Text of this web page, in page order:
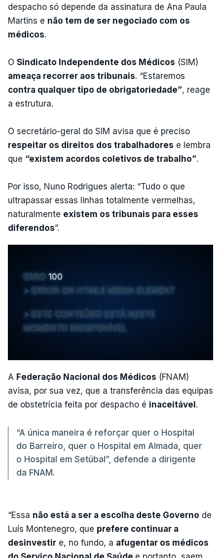
despacho só depende da assinatura de Ana Paula
Martins e não tem de ser negociado com os
médicos.
O Sindicato Independente dos Médicos (SIM)
ameaça recorrer aos tribunais. “Estaremos
contra qualquer tipo de obrigatoriedade”, reage
a estrutura.
O secretário-geral do SIM avisa que é preciso
respeitar os direitos dos trabalhadores e lembra
que “existem acordos coletivos de trabalho”.
Por isso, Nuno Rodrigues alerta: “Tudo o que
ultrapassar essas linhas totalmente vermelhas,
naturalmente existem os tribunais para esses
diferendos”.
ERRO 100
ERROR ON HTML5 MEDIA ELEMENT
ESTE CONTEÚDO ESTÁ NESTE
MOMENTO INDISPONÍVEL
A Federação Nacional dos Médicos (FNAM)
avisa, por sua vez, que a transferência das equipas
de obstetrícia feita por despacho é inaceitável.
“A única maneira é reforçar quer o Hospital
do Barreiro, quer o Hospital em Almada, quer
o Hospital em Setúbal”, defende a dirigente
da FNAM.
“Essa não está a ser a escolha deste Governo de
Luís Montenegro, que prefere continuar a
desinvestir e, no fundo, a afugentar os médicos